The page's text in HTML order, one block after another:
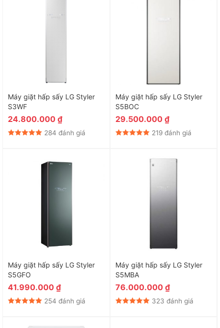
Máy giặt hấp sấy LG Styler
S3WF
24.800.000 ₫
284 đánh giá
Máy giặt hấp sấy LG Styler
S5BOC
29.500.000 ₫
219 đánh giá
Máy giặt hấp sấy LG Styler
S5GFO
41.990.000 ₫
254 đánh giá
Máy giặt hấp sấy LG Styler
S5MBA
76.000.000 ₫
323 đánh giá